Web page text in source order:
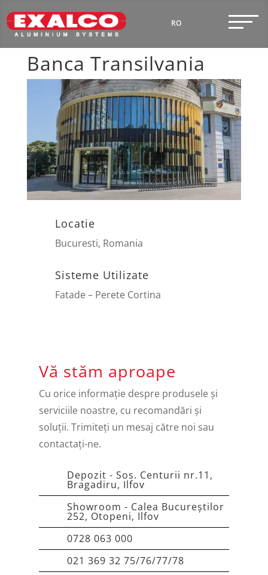
Banca Transilvania
Locatie
Bucuresti, Romania
Sisteme Utilizate
Fatade – Perete Cortina
Vă stăm aproape
Cu orice informație despre produsele și
serviciile noastre, cu recomandări și
soluții. Trimiteți un mesaj către noi sau
contactați-ne.
Depozit - Sos. Centurii nr.11,
Bragadiru, Ilfov
Showroom - Calea Bucureștilor
252, Otopeni, Ilfov
0728 063 000
021 369 32 75/76/77/78
RO